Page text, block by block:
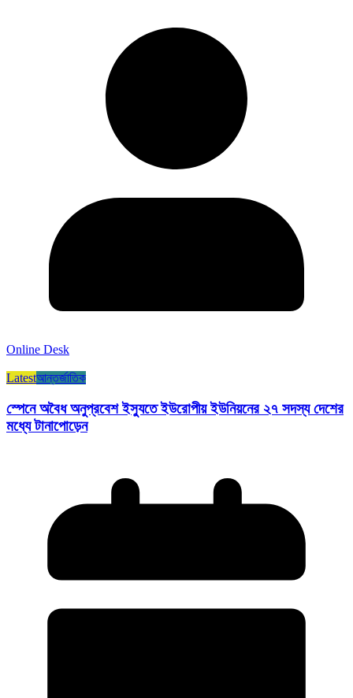
Online Desk
Latestআন্তর্জাতিক
স্পেনে অবৈধ অনুপ্রবেশ ইস্যুতে ইউরোপীয় ইউনিয়নের ২৭ সদস্য দেশের
মধ্যে টানাপোড়েন